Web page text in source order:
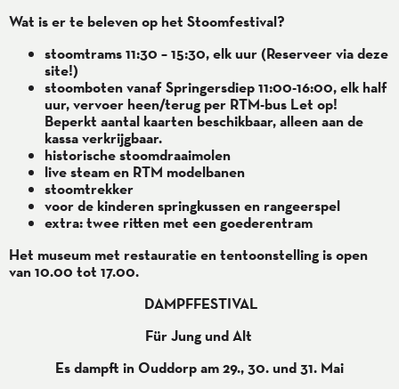
Wat is er te beleven op het Stoomfestival?
stoomtrams 11:30 – 15:30, elk uur (Reserveer via deze
site!)
stoomboten vanaf Springersdiep 11:00-16:00, elk half
uur, vervoer heen/terug per RTM-bus Let op!
Beperkt aantal kaarten beschikbaar, alleen aan de
kassa verkrijgbaar.
historische stoomdraaimolen
live steam en RTM modelbanen
stoomtrekker
voor de kinderen springkussen en rangeerspel
extra: twee ritten met een goederentram
Het museum met restauratie en tentoonstelling is open
van 10.00 tot 17.00.
DAMPFFESTIVAL
Für Jung und Alt
Es dampft in Ouddorp am 29., 30. und 31. Mai